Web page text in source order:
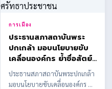
การเมือง
ประธานสภาสถาบันพระ
ปกเกล้า มอบนโยบายขับ
เคลื่อนองค์กร ย้ำซื่อสัตย์
โปร่งใส สร้างศรัทธา
ประชาชน
ประธานสภาสถาบันพระปกเกล้า
มอบนโยบายขับเคลื่อนองค์กร ย้ำ